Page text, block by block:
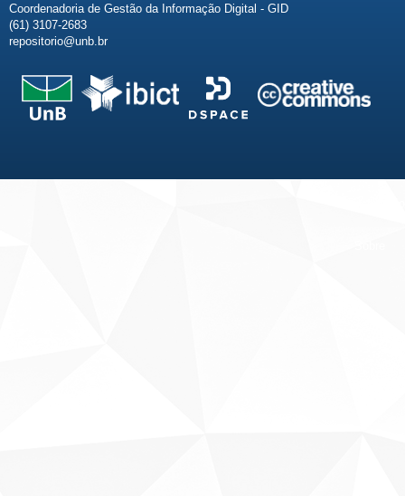
Coordenadoria de Gestão da Informação Digital - GID
(61) 3107-2683
repositorio@unb.br